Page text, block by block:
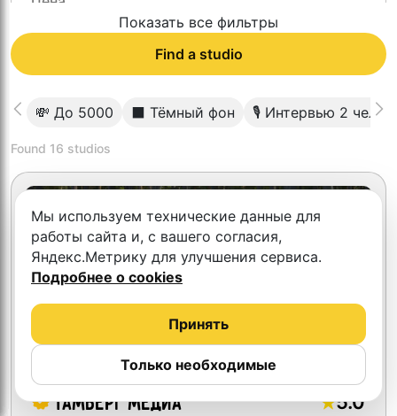
Показать все фильтры
Find a studio
💸 До 5000 ⬛️ Тёмный фон 🎙 Интервью 2
Found 16 studios
Тамберг медиа 5.0
Мы используем технические данные для
работы сайта и, с вашего согласия,
Яндекс.Метрику для улучшения сервиса.
Подробнее о cookies
Только необходимые
Принять